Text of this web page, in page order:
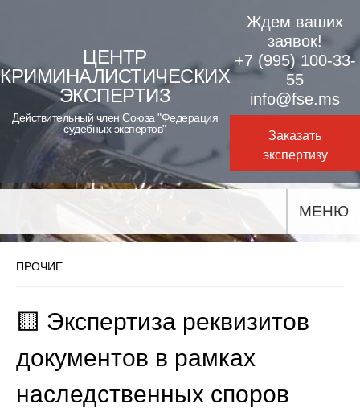
content
ЦЕНТР
КРИМИНАЛИСТИЧЕСКИХ
ЭКСПЕРТИЗ
Действительный член Союза "Федерация
судебных экспертов"
Ждем ваших
заявок!
+7 (995) 100-33-
55
info@fse.ms
Заказать
экспертизу
МЕНЮ
ПРОЧИЕ...
🟨 Экспертиза реквизитов
документов в рамках
наследственных споров